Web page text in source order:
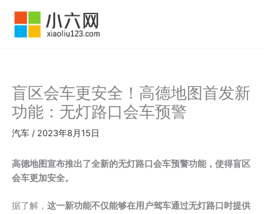
盲区会车更安全！高德地图首发新
功能：无灯路口会车预警
汽车 / 2023年8月15日
高德地图宣布推出了全新的无灯路口会车预警功能，使得盲区
会车更加安全。
据了解， 这一新功能不仅能够在用户驾车通过无灯路口时提供